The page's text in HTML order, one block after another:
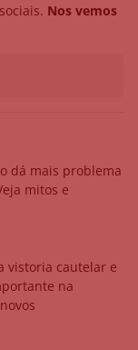
Nos vemos
dá mais problema
mitos e
vistoria cautelar e
na